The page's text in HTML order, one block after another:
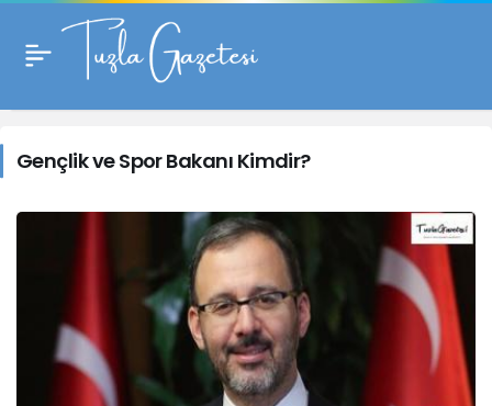
Gençlik
ve
Spor
Bakanı
Kimdir?
Haberleri
Gençlik ve Spor Bakanı Kimdir?